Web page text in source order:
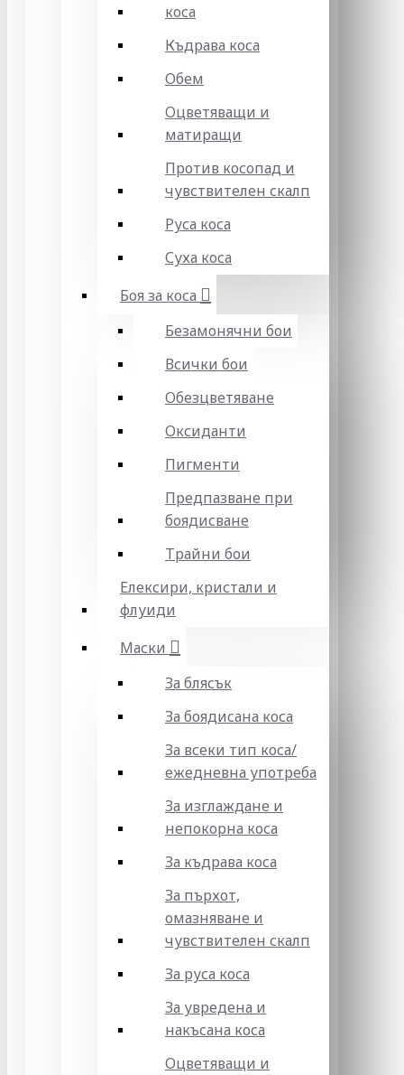
коса
Къдрава коса
Обем
Оцветяващи и
матиращи
Против косопад и
чувствителен скалп
Руса коса
Суха коса
Боя за коса
Безамонячни бои
Всички бои
Обезцветяване
Оксиданти
Пигменти
Предпазване при
боядисване
Трайни бои
Елексири, кристали и
флуиди
Маски
За блясък
За боядисана коса
За всеки тип коса/
ежедневна употреба
За изглаждане и
непокорна коса
За къдрава коса
За пърхот,
омазняване и
чувствителен скалп
За руса коса
За увредена и
накъсана коса
Оцветяващи и